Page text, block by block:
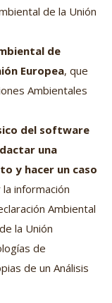
de la Unión
de
Europea, que
Ambientales
del software
una
y hacer un caso
información
Ambiental
la Unión
de
de un Análisis